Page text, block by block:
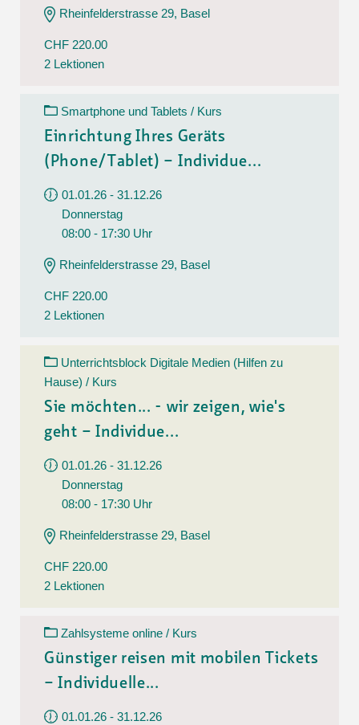
Rheinfelderstrasse 29, Basel
CHF 220.00
2 Lektionen
Smartphone und Tablets / Kurs
Einrichtung Ihres Geräts
(Phone/Tablet) – Individue...
01.01.26 - 31.12.26
Donnerstag
08:00 - 17:30 Uhr
Rheinfelderstrasse 29, Basel
CHF 220.00
2 Lektionen
Unterrichtsblock Digitale Medien (Hilfen zu
Hause) / Kurs
Sie möchten... - wir zeigen, wie's
geht – Individue...
01.01.26 - 31.12.26
Donnerstag
08:00 - 17:30 Uhr
Rheinfelderstrasse 29, Basel
CHF 220.00
2 Lektionen
Zahlsysteme online / Kurs
Günstiger reisen mit mobilen Tickets
– Individuelle...
01.01.26 - 31.12.26